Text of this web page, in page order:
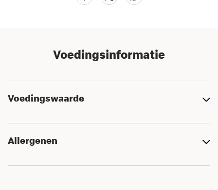
Voedingsinformatie
Voedingswaarde
Allergenen